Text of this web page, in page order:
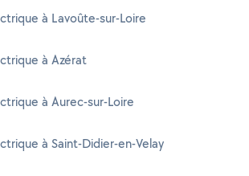
à Lavoûte-sur-Loire
à Azérat
à Aurec-sur-Loire
à Saint-Didier-en-Velay